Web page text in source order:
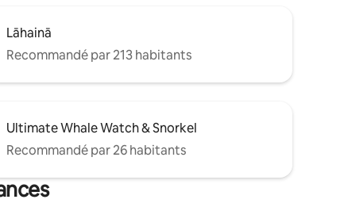
Lāhainā
Recommandé par 213 habitants
Ultimate Whale Watch & Snorkel
Recommandé par 26 habitants